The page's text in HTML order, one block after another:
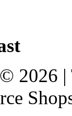
2026